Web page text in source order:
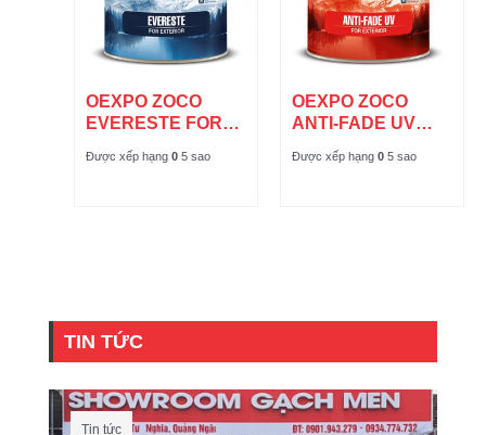
OEXPO ZOCO
EVERESTE FOR
Được xếp hạng 0 5 sao
OEXPO ZOCO
ANTI-FADE UV
Được xếp hạng 0 5 sao
TIN TỨC
Tin tức